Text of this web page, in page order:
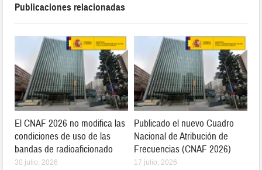
Publicaciones relacionadas
El CNAF 2026 no modifica las
condiciones de uso de las
bandas de radioaficionado
30 julio, 2026
Publicado el nuevo Cuadro
Nacional de Atribución de
Frecuencias (CNAF 2026)
17 julio, 2026